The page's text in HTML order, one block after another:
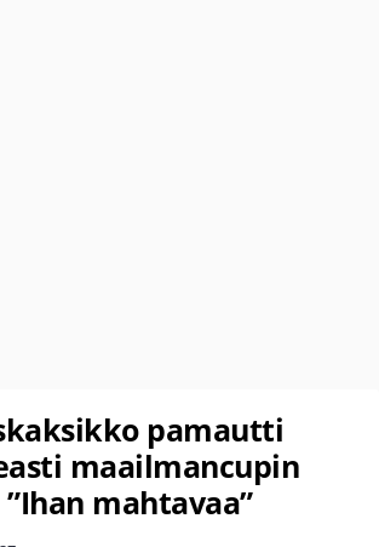
pamautti
maailmancupin
mahtavaa”